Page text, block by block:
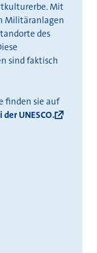
Mit
Militäranlagen
des
sind faktisch
finden sie auf
UNESCO.